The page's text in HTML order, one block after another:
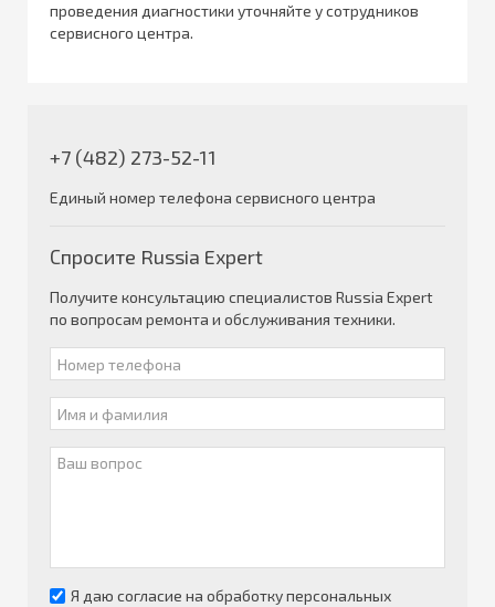
проведения диагностики уточняйте у сотрудников
сервисного центра.
+7 (482) 273-52-11
Единый номер телефона сервисного центра
Спросите Russia Expert
Получите консультацию специалистов Russia Expert
по вопросам ремонта и обслуживания техники.
Я даю согласие на обработку персональных